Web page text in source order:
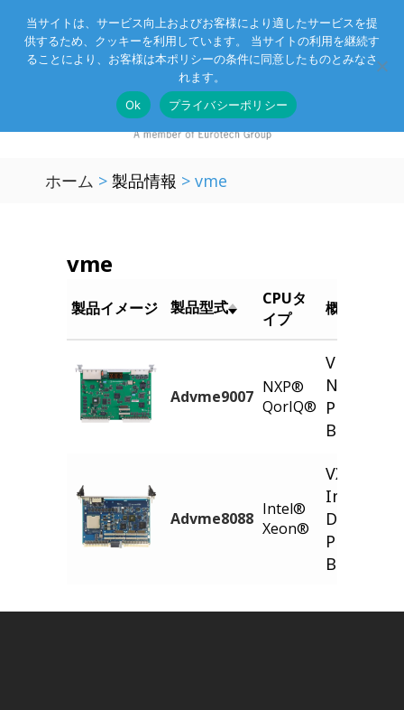
Eurotechグループ お客様サポート お問い合わせ
ホーム > 製品情報 > vme
vme
製品イメージ 製品型式
CPUタ
イプ
概要
Advme9007 NXP®
QorIQ®
NXP®
Board
Advme8088 Intel®
Xeon®
VXS™/
Intel®
D-1700
Board
当サイトは、サービス向上およびお客様により適したサービスを提
供するため、クッキーを利用しています。 当サイトの利用を継続す
ることにより、お客様は本ポリシーの条件に同意したものとみなさ
れます。
Ok
プライバシーポリシー